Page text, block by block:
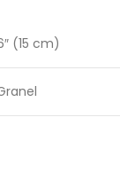
(15 cm)